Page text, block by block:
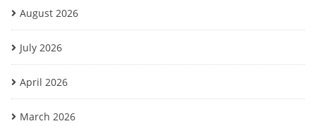
August 2026
July 2026
April 2026
March 2026